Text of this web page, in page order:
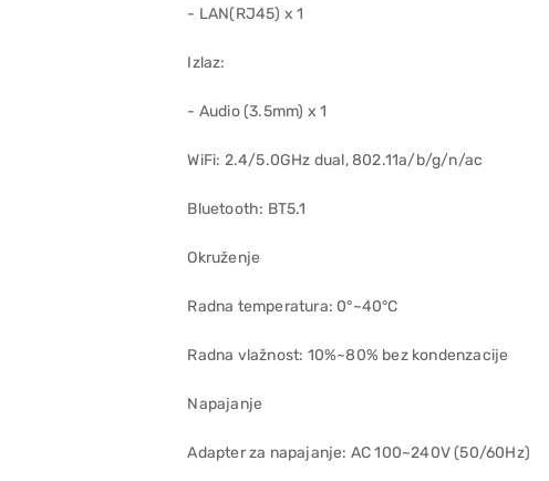
- LAN(RJ45) x 1
Izlaz:
- Audio (3.5mm) x 1
WiFi: 2.4/5.0GHz dual, 802.11a/b/g/n/ac
Bluetooth: BT5.1
Okruženje
Radna temperatura: 0°~40°C
Radna vlažnost: 10%~80% bez kondenzacije
Napajanje
Adapter za napajanje: AC 100~240V (50/60Hz)